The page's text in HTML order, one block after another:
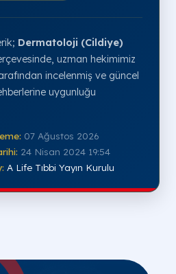
Dermatoloji (Cildiye)
uzman hekimimiz
incelenmiş ve güncel
uygunluğu
07 Ağustos 2026
24 Nisan 2024 19:54
A Life Tıbbi Yayın Kurulu